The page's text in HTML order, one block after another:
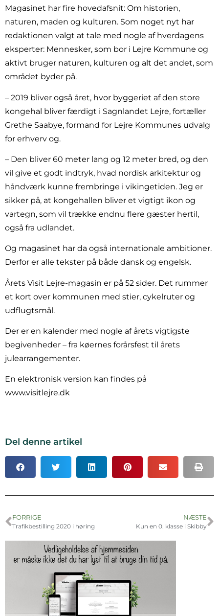
Magasinet har fire hovedafsnit: Om historien,
naturen, maden og kulturen. Som noget nyt har
redaktionen valgt at tale med nogle af hverdagens
eksperter: Mennesker, som bor i Lejre Kommune og
aktivt bruger naturen, kulturen og alt det andet, som
området byder på.
– 2019 bliver også året, hvor byggeriet af den store
kongehal bliver færdigt i Sagnlandet Lejre, fortæller
Grethe Saabye, formand for Lejre Kommunes udvalg
for erhverv og.
– Den bliver 60 meter lang og 12 meter bred, og den
vil give et godt indtryk, hvad nordisk arkitektur og
håndværk kunne frembringe i vikingetiden. Jeg er
sikker på, at kongehallen bliver et vigtigt ikon og
vartegn, som vil trække endnu flere gæster hertil,
også fra udlandet.
Og magasinet har da også internationale ambitioner.
Derfor er alle tekster på både dansk og engelsk.
Årets Visit Lejre-magasin er på 52 sider. Det rummer
et kort over kommunen med stier, cykelruter og
udflugtsmål.
Der er en kalender med nogle af årets vigtigste
begivenheder – fra køernes forårsfest til årets
julearrangementer.
En elektronisk version kan findes på
www.visitlejre.dk
Del denne artikel
FORRIGE
Trafikbestilling 2020 i høring
NÆSTE
Kun en 0. klasse i Skibby